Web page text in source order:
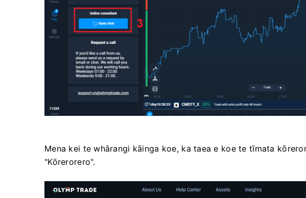
Mena kei te whārangi kāinga koe, ka taea e koe te tīmata
"Kōrerorero".